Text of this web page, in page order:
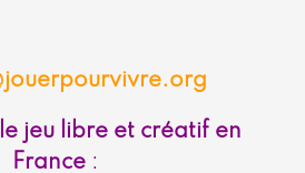
le jeu libre et créatif en
France: